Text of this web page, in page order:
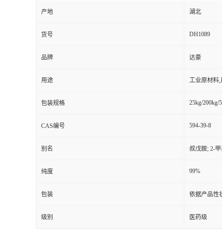
产地 湖北
货号 DH1089
品牌 达豪
用途 工业原材料
包装规格 25kg/200kg/
CAS编号 594-39-8
别名 叔戊胺; 2-
纯度 99%
包装 依据产品性
级别 医药级